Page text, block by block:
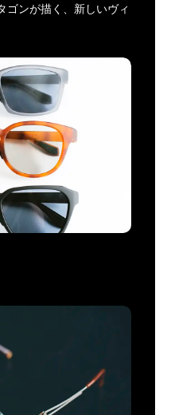
ゴンが描く、新しいヴィ